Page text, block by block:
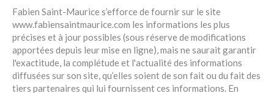
Fabien Saint-Maurice s’efforce de fournir sur le site
www.fabiensaintmaurice.com les informations les plus
précises et à jour possibles (sous réserve de modifications
apportées depuis leur mise en ligne), mais ne saurait garantir
l'exactitude, la complétude et l'actualité des informations
diffusées sur son site, qu’elles soient de son fait ou du fait des
tiers partenaires qui lui fournissent ces informations. En